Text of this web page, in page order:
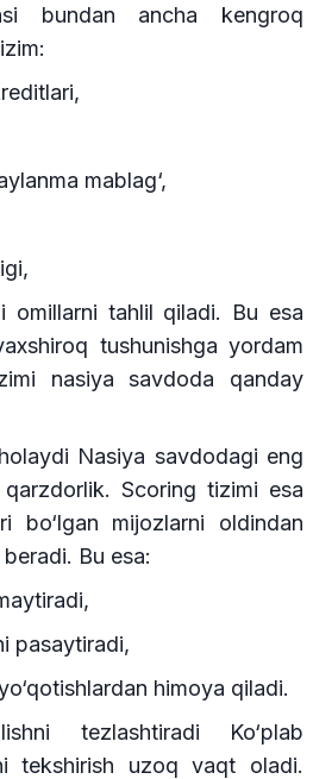
bundan ancha kengroq
mablag‘,
omillarni tahlil qiladi. Bu esa
tushunishga yordam
nasiya savdoda qanday
Nasiya savdodagi eng
Scoring tizimi esa
bo‘lgan mijozlarni oldindan
Bu esa:
pasaytiradi,
himoya qiladi.
tezlashtiradi Ko‘plab
tekshirish uzoq vaqt oladi.